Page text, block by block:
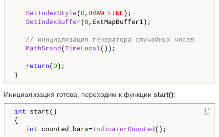
SetIndexStyle (0 , DRAW_LINE);
SetIndexBuffer (0 ,ExtMapBuffer1);
// инициализация генератора случайных чисел
MathSrand (TimeLocal ());
return (0 );
}
Инициализация готова, переходим к функции start():
int start()
{
int counted_bars=IndicatorCounted ();